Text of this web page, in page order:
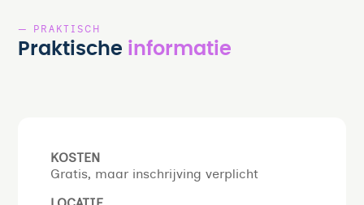
— PRAKTISCH
Praktische informatie
KOSTEN
Gratis, maar inschrijving verplicht